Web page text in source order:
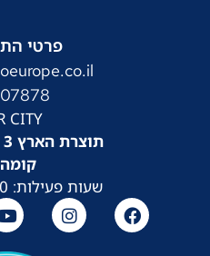
פרטי
CITY
תוצרת הארץ 3 (בניין Y) פ”ת
קומה 21
שעות פעילות: 09:00 – 17:00